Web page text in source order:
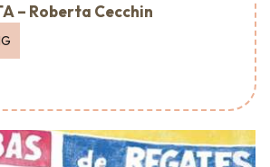
– Roberta Cecchin